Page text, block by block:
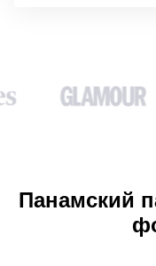
Панамский